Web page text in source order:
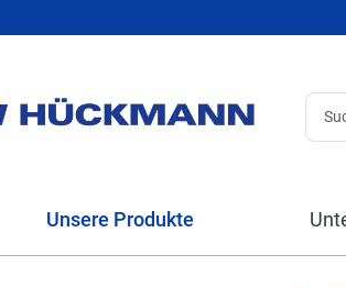
Unsere Produkte